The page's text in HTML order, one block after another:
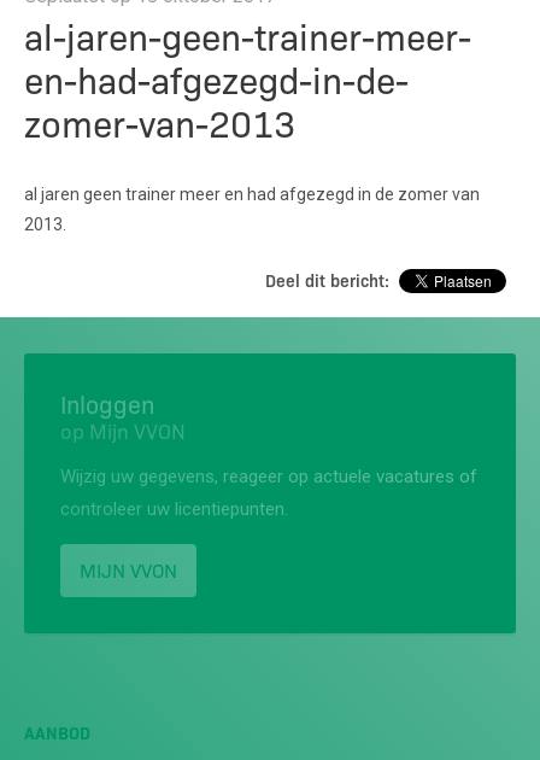
al-jaren-geen-trainer-meer-
en-had-afgezegd-in-de-
zomer-van-2013
al jaren geen trainer meer en had afgezegd in de zomer van
2013.
Deel dit bericht:
Inloggen
op Mijn VVON
Wijzig uw gegevens, reageer op actuele vacatures of
controleer uw licentiepunten.
MIJN VVON
AANBOD